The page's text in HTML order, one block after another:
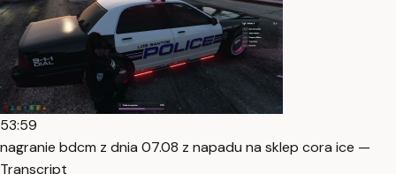
53:59
nagranie bdcm z dnia 07.08 z napadu na sklep cora ice —
Transcript